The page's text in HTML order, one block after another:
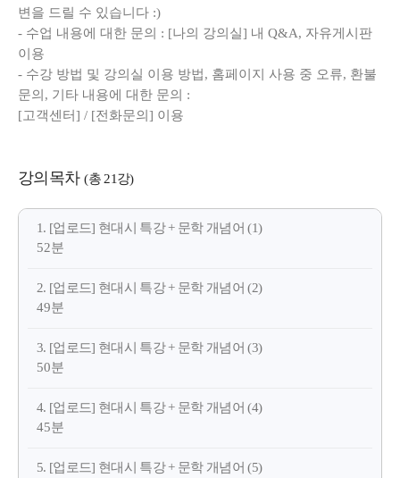
변을 드릴 수 있습니다 :)
- 수업 내용에 대한 문의 : [나의 강의실] 내 Q&A, 자유게시판
이용
- 수강 방법 및 강의실 이용 방법, 홈페이지 사용 중 오류, 환불
문의, 기타 내용에 대한 문의 :
[고객센터] / [전화문의] 이용
강의목차 (총 21강)
1. [업로드] 현대시 특강 + 문학 개념어 (1)
52분
2. [업로드] 현대시 특강 + 문학 개념어 (2)
49분
3. [업로드] 현대시 특강 + 문학 개념어 (3)
50분
4. [업로드] 현대시 특강 + 문학 개념어 (4)
45분
5. [업로드] 현대시 특강 + 문학 개념어 (5)